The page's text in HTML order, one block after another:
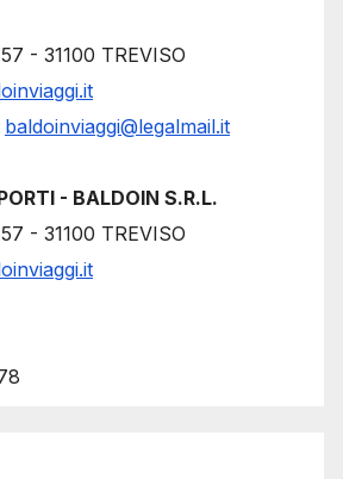
- 31100 TREVISO
baldoinviaggi@legalmail.it
- BALDOIN S.R.L.
- 31100 TREVISO